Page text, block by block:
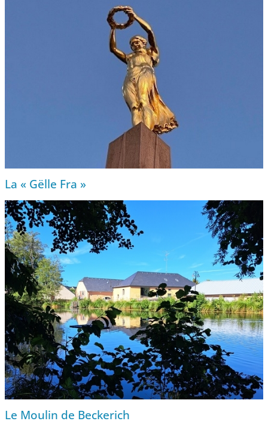
La « Gëlle Fra »
Le Moulin de Beckerich